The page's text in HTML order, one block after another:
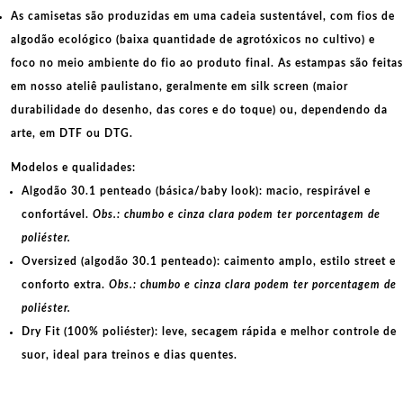
As camisetas são produzidas em uma cadeia sustentável, com fios de
algodão ecológico (baixa quantidade de agrotóxicos no cultivo) e
foco no meio ambiente do fio ao produto final. As estampas são feitas
em nosso ateliê paulistano, geralmente em silk screen (maior
durabilidade do desenho, das cores e do toque) ou, dependendo da
arte, em DTF ou DTG.
Modelos e qualidades:
Algodão 30.1 penteado (básica/baby look): macio, respirável e
confortável. Obs.: chumbo e cinza clara podem ter porcentagem de
poliéster.
Oversized (algodão 30.1 penteado): caimento amplo, estilo street e
conforto extra. Obs.: chumbo e cinza clara podem ter porcentagem de
poliéster.
Dry Fit (100% poliéster): leve, secagem rápida e melhor controle de
suor, ideal para treinos e dias quentes.